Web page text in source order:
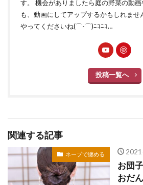
す。 機会がありましたら庭の野菜の動
も、動画にしてアップするかもしれませ
やってくださいね(⌒-⌒)ﾆｺﾆｺ…
投稿一覧へ
関連する記事
ネープで纏める
お団
おだ